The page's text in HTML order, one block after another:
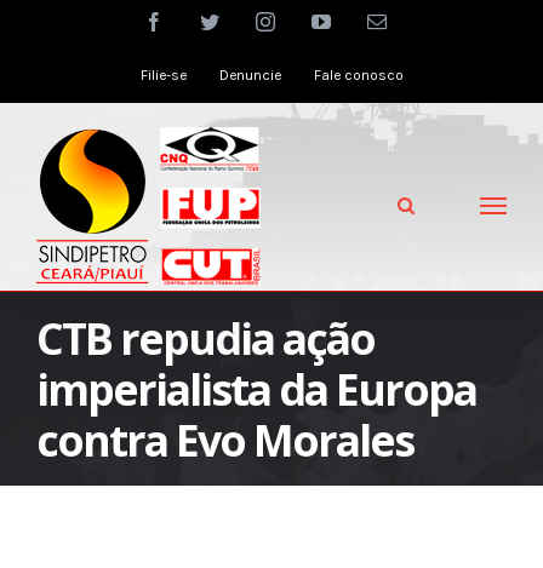
facebooktwitter instagramyoutubeEmail
Filie-se Denuncie Fale conosco
CTB repudia ação
imperialista da Europa
contra Evo Morales